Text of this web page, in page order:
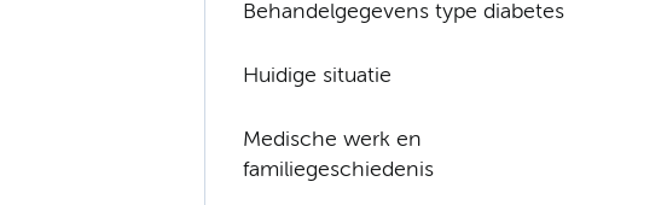
Behandelgegevens type diabetes
Huidige situatie
Medische werk en
familiegeschiedenis